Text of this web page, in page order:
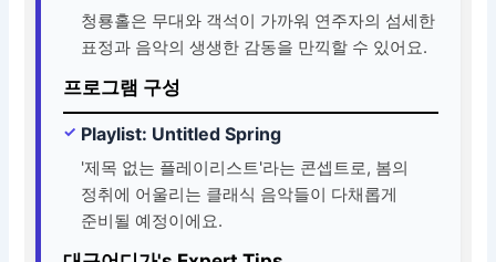
청룡홀은 무대와 객석이 가까워 연주자의 섬세한
표정과 음악의 생생한 감동을 만끽할 수 있어요.
프로그램 구성
Playlist: Untitled Spring
'제목 없는 플레이리스트'라는 콘셉트로, 봄의
정취에 어울리는 클래식 음악들이 다채롭게
준비될 예정이에요.